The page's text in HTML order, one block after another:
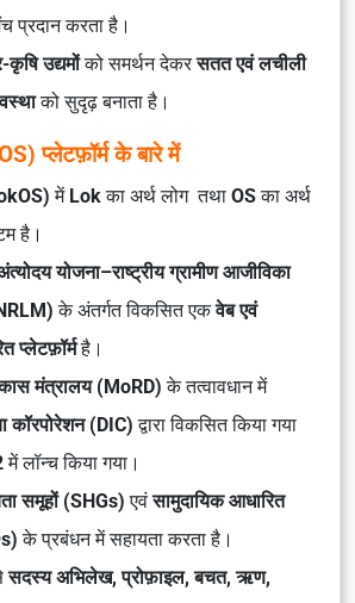
प्रदान करता है।
उद्यमोंको समर्थन देकरसतत एवं लचीली
को सुदृढ़ बनाता है।
प्लेटफ़ॉर्म के बारे में
में Lokका अर्थलोग तथा OSका अर्थ
है।
योजना–राष्ट्रीय ग्रामीण आजीविका
के अंतर्गत विकसित एकवेब एवं
प्लेटफ़ॉर्महै।
मंत्रालय (MoRD) के तत्वावधान में
कॉरपोरेशन (DIC) द्वारा विकसित किया गया
में लॉन्च किया गया।
समूहों (SHGs) एवंसामुदायिक आधारित
के प्रबंधन में सहायता करता है।
सदस्य अभिलेख, प्रोफ़ाइल, बचत, ऋण,